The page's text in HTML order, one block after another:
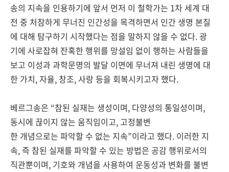
송의 지속을 인용하기에 앞서 먼저 이 철학가는 1차 세계 대
전 중 처참하게 무너진 인간성을 목격하면서 인간 생명 본질
에 대해 탐구하기 시작했다는 점을 말하지 않을 수 없다. 광
기에 사로잡혀 잔혹한 행위를 망설임 없이 행하는 사람들을
보고 이성과 과학문명의 발달 이면에 무너져 내린 생명에 대
한 가치, 자율, 창조, 사랑 등을 회복시키고자 했다.
베르그송은 “참된 실재는 생성이며, 다양성의 통일성이며,
동시에 끊이지 않는 움직임이고, 고정불변
한 개념으로는 파악할 수 없는 지속”이라고 했다. 이러한 지
속, 즉 참된 실재를 파악할 수 있는 방법은 공감 행위로서의
직관뿐이며, 기호와 개념을 사용하여 운동성과 변화를 불변